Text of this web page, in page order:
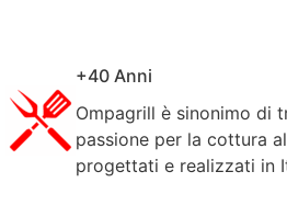
+40 Anni
Ompagrill è sinonimo di
passione per la cottura
progettati e realizzati in